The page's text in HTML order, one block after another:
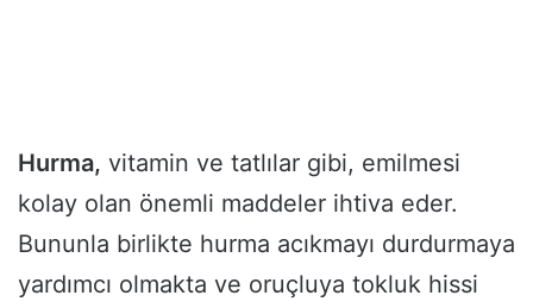
Hurma, vitamin ve tatlılar gibi, emilmesi
kolay olan önemli maddeler ihtiva eder.
Bununla birlikte hurma acıkmayı durdurmaya
yardımcı olmakta ve oruçluya tokluk hissi